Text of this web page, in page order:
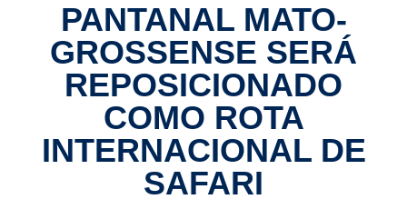
PANTANAL MATO-
GROSSENSE SERÁ
REPOSICIONADO
COMO ROTA
INTERNACIONAL DE
SAFARI